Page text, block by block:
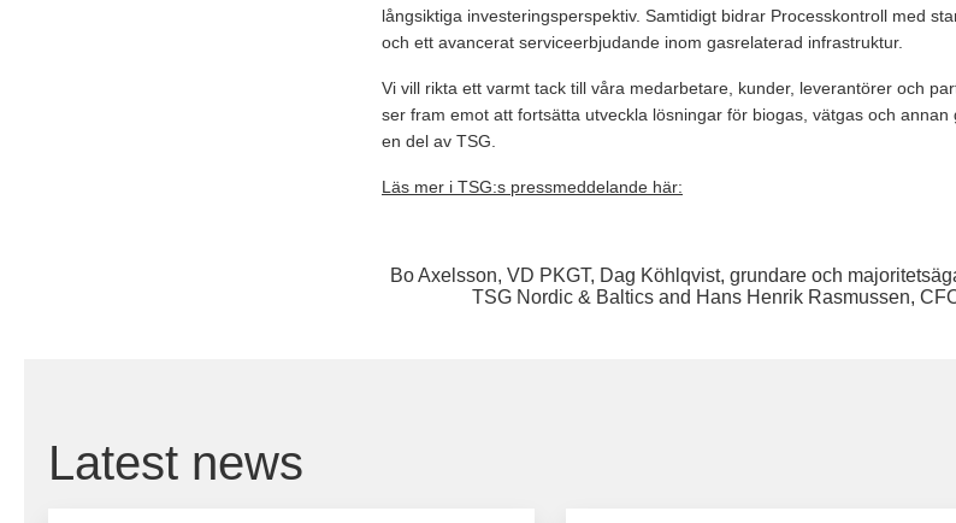
långsiktiga investeringsperspektiv. Samtidigt bidrar Processkontroll med
och ett avancerat serviceerbjudande inom gasrelaterad infrastruktur.
Vi vill rikta ett varmt tack till våra medarbetare, kunder, leverantörer och
ser fram emot att fortsätta utveckla lösningar för biogas, vätgas och
en del av TSG.
Läs mer i TSG:s pressmeddelande här:
Bo Axelsson, VD PKGT, Dag Köhlqvist, grundare och
TSG Nordic & Baltics and Hans Henrik Rasmussen,
Latest news